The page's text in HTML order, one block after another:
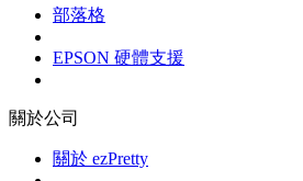
部落格
EPSON 硬體支援
關於公司
關於 ezPretty